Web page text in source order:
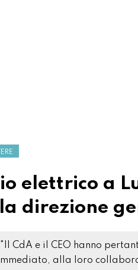
elettrico a
la direzione
CdA e il CEO hanno
alla loro